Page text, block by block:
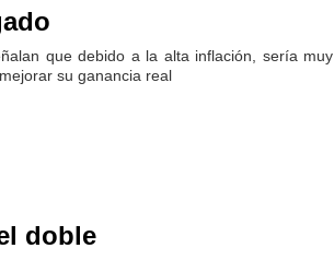
que debido a la alta inflación, sería muy
su ganancia real
doble